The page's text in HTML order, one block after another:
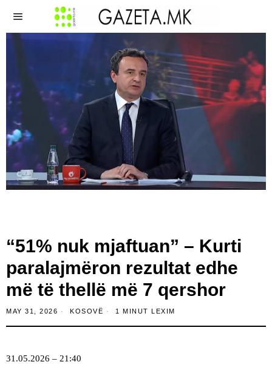
“51% nuk mjaftuan” – Kurti
paralajmëron rezultat edhe
më të thellë më 7 qershor
MAY 31, 2026 KOSOVË 1 MINUT LEXIM
31.05.2026 – 21:40